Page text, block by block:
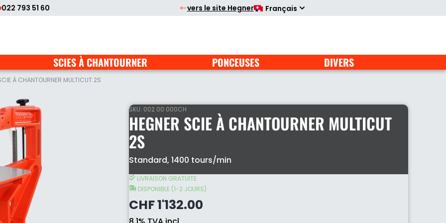
022 793 51 60 vers le site Hegner Français
SCIES À CHANTOURNER PONCEUSES DIVERS
À CHANTOURNER MULTICUT 2S
SKU: 002 00 000CH
HEGNER SCIE À CHANTOURNER MULTICUT
2S
Standard, 1400 tours/min
LIVRAISON GRATUITE
DISPONIBLE (1-2 JOURS)
CHF1'132.00
scie
à
chantourner
Multicut